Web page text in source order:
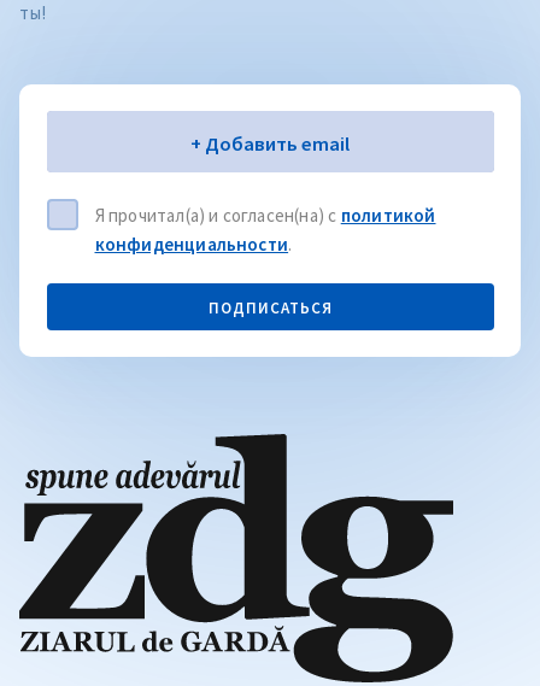
ты!
Электронная почта+ Добавить email
Я прочитал(а) и согласен(на) с политикой
конфиденциальности.
ПОДПИСАТЬСЯ